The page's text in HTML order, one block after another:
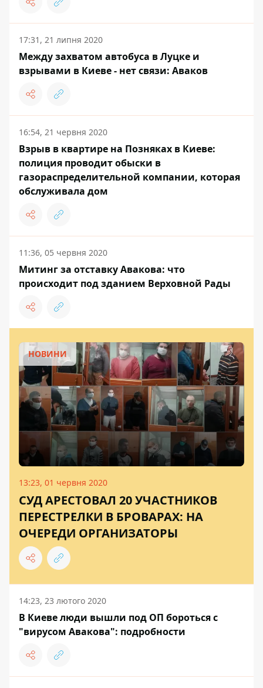
17:31, 21 липня 2020
Между захватом автобуса в Луцке и
взрывами в Киеве - нет связи: Аваков
16:54, 21 червня 2020
Взрыв в квартире на Позняках в Киеве:
полиция проводит обыски в
газораспределительной компании, которая
обслуживала дом
11:36, 05 червня 2020
Митинг за отставку Авакова: что
происходит под зданием Верховной Рады
НОВИНИ
13:23, 01 червня 2020
СУД АРЕСТОВАЛ 20 УЧАСТНИКОВ
ПЕРЕСТРЕЛКИ В БРОВАРАХ: НА
ОЧЕРЕДИ ОРГАНИЗАТОРЫ
14:23, 23 лютого 2020
В Киеве люди вышли под ОП бороться с
"вирусом Авакова": подробности